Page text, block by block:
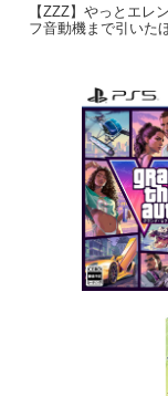
【ZZZ】やっとエレ
フ音動機まで引いた